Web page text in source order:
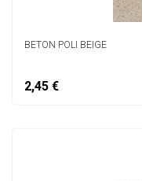
BETON POLI BEIGE
2,45 €